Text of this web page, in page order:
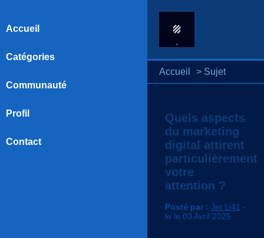
Accueil > Sujet
Accueil
Catégories
Communauté
Profil
Contact
Quels aspects
du marketing
digital attirent
particulièrement
votre
attention ?
Posté par : Jet Li41 -
le le 03 Avril 2025